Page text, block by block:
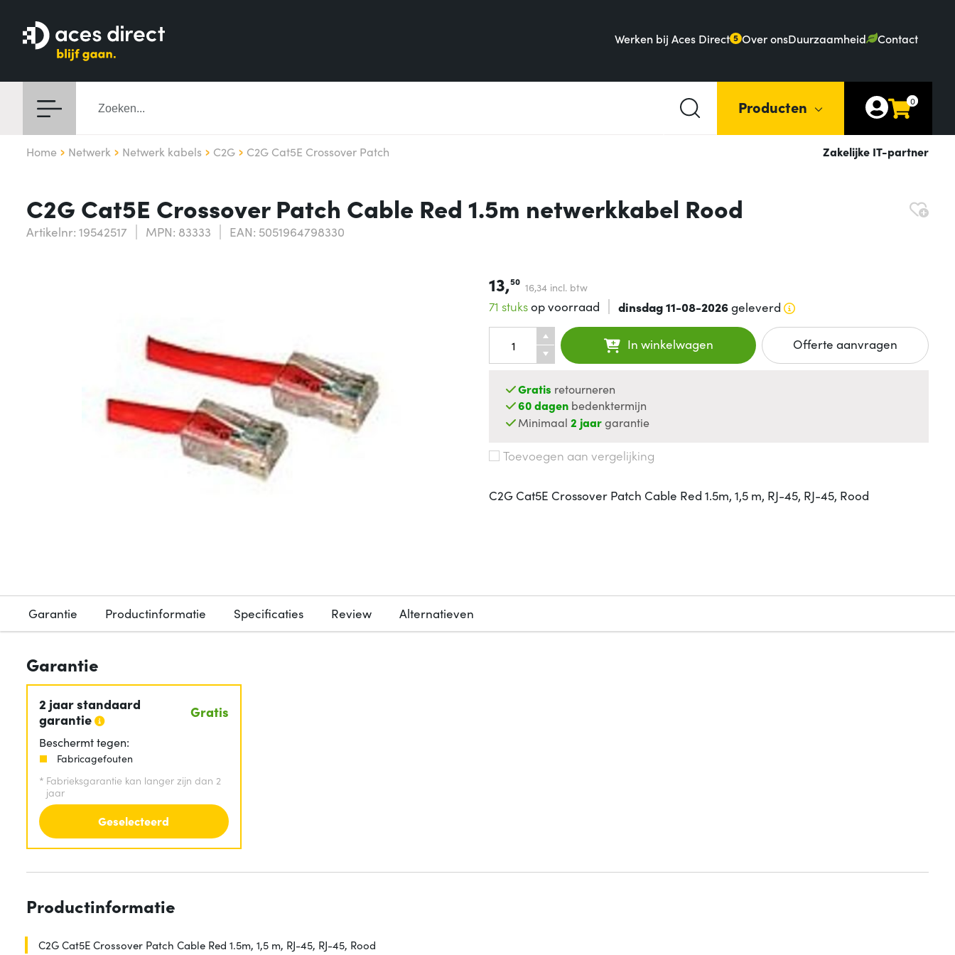
Werken bij Aces Direct 5 Over onsDuurzaamheid Contact
Producten 0
Home Netwerk Netwerk kabels C2G C2G Cat5E Crossover Patch Zakelijke IT-partner
C2G Cat5E Crossover Patch Cable Red 1.5m netwerkkabel Rood
Artikelnr: 19542517 MPN: 83333 EAN: 5051964798330
13,50 16,34 incl. btw
71 stuksop voorraad dinsdag 11-08-2026geleverd
In winkelwagen Offerte aanvragen
Gratis retourneren
60 dagen bedenktermijn
Minimaal2 jaargarantie
Toevoegen aan vergelijking
C2G Cat5E Crossover Patch Cable Red 1.5m, 1,5 m, RJ-45, RJ-45, Rood
Garantie Productinformatie Specificaties Review Alternatieven
Garantie
2 jaar standaard
garantie
Gratis
Beschermt tegen:
Fabricagefouten
* Fabrieksgarantie kan langer zijn dan 2
jaar
Geselecteerd
Productinformatie
C2G Cat5E Crossover Patch Cable Red 1.5m, 1,5 m, RJ-45, RJ-45, Rood